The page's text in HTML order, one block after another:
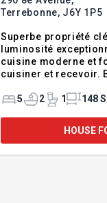
Terrebonne, J6Y 1P5
Superbe propriété clé en main |
luminosité exceptionnelle,
cuisine moderne et
cuisiner et recevoir.
pierre décorative
5 2 1 148
HOUSE